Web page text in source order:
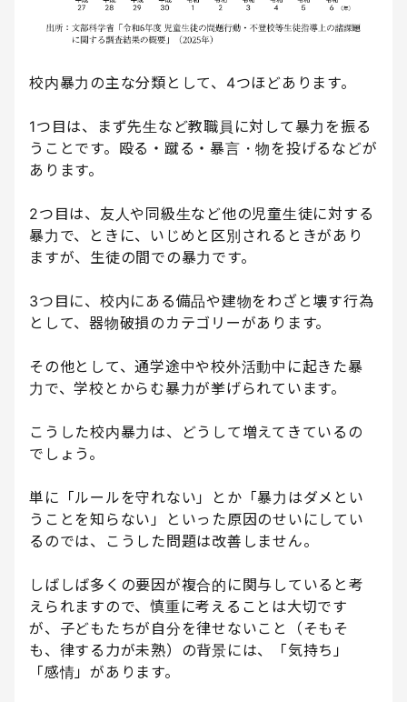
校内暴力の主な分類として、4つほどあります。
1つ目は、まず先生など教職員に対して暴力を振る
うことです。殴る・蹴る・暴言・物を投げるなどが
あります。
2つ目は、友人や同級生など他の児童生徒に対する
暴力で、ときに、いじめと区別されるときがあり
ますが、生徒の間での暴力です。
3つ目に、校内にある備品や建物をわざと壊す行為
として、器物破損のカテゴリーがあります。
その他として、通学途中や校外活動中に起きた暴
力で、学校とからむ暴力が挙げられています。
こうした校内暴力は、どうして増えてきているの
でしょう。
単に「ルールを守れない」とか「暴力はダメとい
うことを知らない」といった原因のせいにしてい
るのでは、こうした問題は改善しません。
しばしば多くの要因が複合的に関与していると考
えられますので、慎重に考えることは大切です
が、子どもたちが自分を律せないこと（そもそ
も、律する力が未熟）の背景には、「気持ち」
「感情」があります。